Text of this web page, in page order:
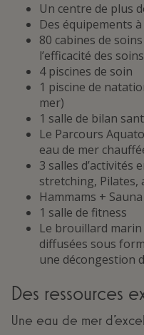
Un centre de plus
Des équipements
80 cabines de
l’efficacité des
4 piscines de soin
1 piscine de
mer)
1 salle de bilan
Le Parcours
eau de mer
3 salles d’activités
stretching, Pilates,
Hammams + Sauna
1 salle de fitness
Le brouillard marin
diffusées sous
une décongestion
Des ressources
Une eau de mer